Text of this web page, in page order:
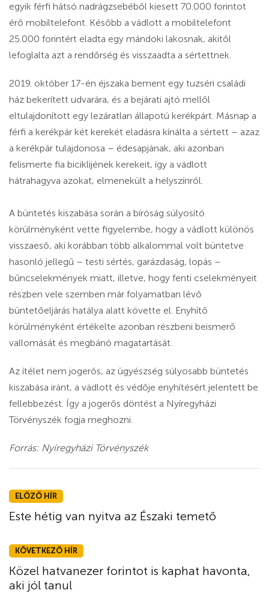
egyik férfi hátsó nadrágzsebéből kiesett 70.000 forintot
érő mobiltelefont. Később a vádlott a mobiltelefont
25.000 forintért eladta egy mándoki lakosnak, akitől
lefoglalta azt a rendőrség és visszaadta a sértettnek.
2019. október 17-én éjszaka bement egy tuzséri családi
ház bekerített udvarára, és a bejárati ajtó mellől
eltulajdonított egy lezáratlan állapotú kerékpárt. Másnap a
férfi a kerékpár két kerekét eladásra kínálta a sértett – azaz
a kerékpár tulajdonosa – édesapjának, aki azonban
felismerte fia biciklijének kerekeit, így a vádlott
hátrahagyva azokat, elmenekült a helyszínről.
A büntetés kiszabása során a bíróság súlyosító
körülményként vette figyelembe, hogy a vádlott különös
visszaeső, aki korábban több alkalommal volt büntetve
hasonló jellegű – testi sértés, garázdaság, lopás –
bűncselekmények miatt, illetve, hogy fenti cselekményeit
részben vele szemben már folyamatban lévő
büntetőeljárás hatálya alatt követte el. Enyhítő
körülményként értékelte azonban részbeni beismerő
vallomását és megbánó magatartását.
Az ítélet nem jogerős, az ügyészség súlyosabb büntetés
kiszabása iránt, a vádlott és védője enyhítésért jelentett be
fellebbezést. Így a jogerős döntést a Nyíregyházi
Törvényszék fogja meghozni.
Forrás: Nyíregyházi Törvényszék
ELŐZŐ HÍR
Este hétig van nyitva az Északi temető
KÖVETKEZŐ HÍR
Közel hatvanezer forintot is kaphat havonta,
aki jól tanul